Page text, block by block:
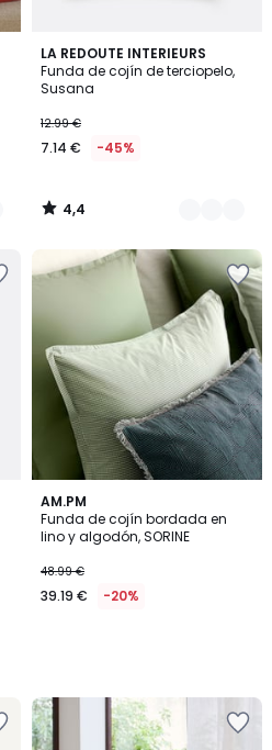
LA REDOUTE INTERIEURS
Funda de cojín de terciopelo,
Susana
12.99 €
7.14 € -45%
4,4
/ 5
2
Colores
4,4
/
AM.PM
Funda de cojín bordada en
lino y algodón, SORINE
48.99 €
39.19 € -20%